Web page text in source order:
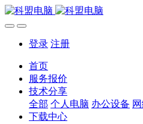
登录 注册
首页
服务报价
技术分享
全部 个人电脑 办公设备
下载中心